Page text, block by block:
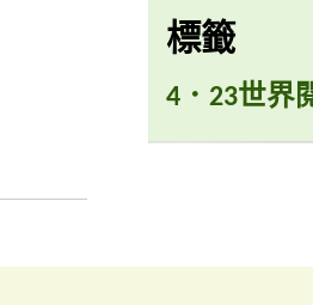
標籤
4．23世界